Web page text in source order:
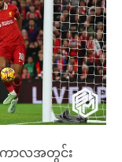
ာလအတွင်း